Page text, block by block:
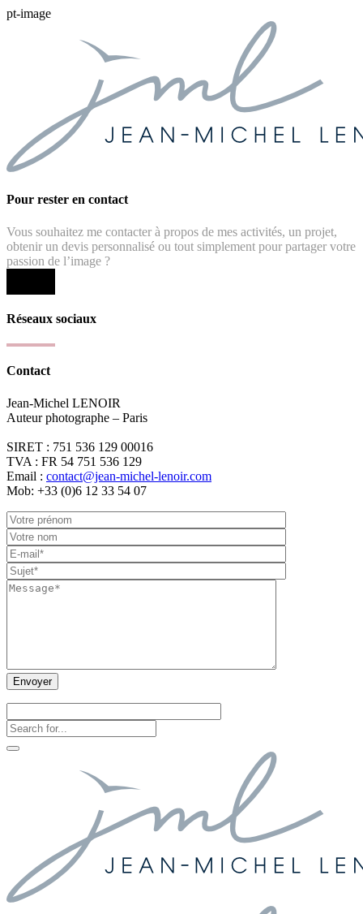
pt-image
Pour rester en contact
Vous souhaitez me contacter à propos de mes activités, un projet,
obtenir un devis personnalisé ou tout simplement pour partager votre
passion de l’image ?
Réseaux sociaux
Contact
Jean-Michel LENOIR
Auteur photographe – Paris
SIRET : 751 536 129 00016
TVA : FR 54 751 536 129
Email : contact@jean-michel-lenoir.com
Mob: +33 (0)6 12 33 54 07